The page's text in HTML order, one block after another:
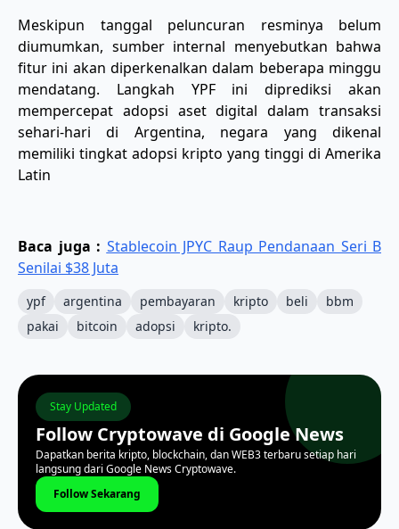
​Meskipun tanggal peluncuran resminya belum
diumumkan, sumber internal menyebutkan bahwa
fitur ini akan diperkenalkan dalam beberapa minggu
mendatang. Langkah YPF ini diprediksi akan
mempercepat adopsi aset digital dalam transaksi
sehari-hari di Argentina, negara yang dikenal
memiliki tingkat adopsi kripto yang tinggi di Amerika
Latin
Baca juga : Stablecoin JPYC Raup Pendanaan Seri B
Senilai $38 Juta
ypf argentina pembayaran kripto beli
bbm
pakai
bitcoin adopsi kripto.
Stay Updated
Follow Cryptowave di Google News
Dapatkan berita kripto, blockchain, dan WEB3 terbaru setiap hari
langsung dari Google News Cryptowave.
Follow Sekarang